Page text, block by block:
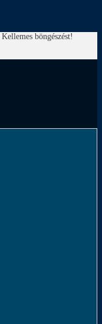
Kellemes böngészést!